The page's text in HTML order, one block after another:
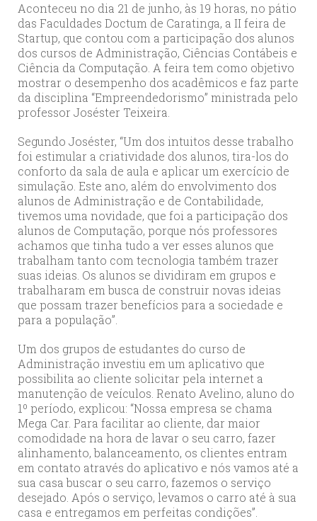
Aconteceu no dia 21 de junho, às 19 horas, no pátio
das Faculdades Doctum de Caratinga, a II feira de
Startup, que contou com a participação dos alunos
dos cursos de Administração, Ciências Contábeis e
Ciência da Computação. A feira tem como objetivo
mostrar o desempenho dos acadêmicos e faz parte
da disciplina “Empreendedorismo” ministrada pelo
professor Joséster Teixeira.
Segundo Joséster, “Um dos intuitos desse trabalho
foi estimular a criatividade dos alunos, tira-los do
conforto da sala de aula e aplicar um exercício de
simulação. Este ano, além do envolvimento dos
alunos de Administração e de Contabilidade,
tivemos uma novidade, que foi a participação dos
alunos de Computação, porque nós professores
achamos que tinha tudo a ver esses alunos que
trabalham tanto com tecnologia também trazer
suas ideias. Os alunos se dividiram em grupos e
trabalharam em busca de construir novas ideias
que possam trazer benefícios para a sociedade e
para a população”.
Um dos grupos de estudantes do curso de
Administração investiu em um aplicativo que
possibilita ao cliente solicitar pela internet a
manutenção de veículos. Renato Avelino, aluno do
1º período, explicou: “Nossa empresa se chama
Mega Car. Para facilitar ao cliente, dar maior
comodidade na hora de lavar o seu carro, fazer
alinhamento, balanceamento, os clientes entram
em contato através do aplicativo e nós vamos até a
sua casa buscar o seu carro, fazemos o serviço
desejado. Após o serviço, levamos o carro até à sua
casa e entregamos em perfeitas condições”.